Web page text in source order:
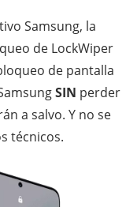
Samsung, la
de LockWiper
de pantalla
SIN perder
a salvo. Y no se
técnicos.